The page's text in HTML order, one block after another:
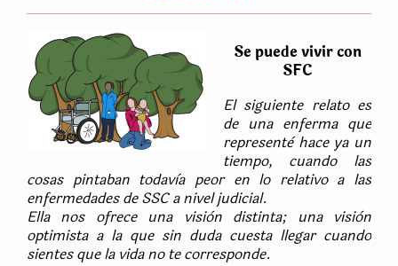
Se puede vivir con
SFC
El siguiente relato es
de una enferma que
representè hace ya un
tiempo, cuando las
cosas pintaban todavìa peor en lo relativo a las
enfermedades de SSC a nivel judicial.
Ella nos ofrece una visiòn distinta; una visiòn
optimista a la que sin duda cuesta llegar cuando
sientes que la vida no te corresponde.